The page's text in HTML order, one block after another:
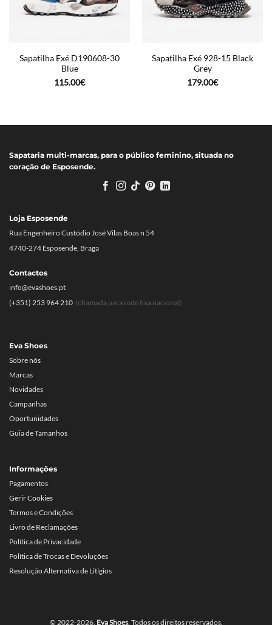
Sapatilha Exé D190608-30
Blue
115.00€
Sapatilha Exé 928-15 Black
Grey
179.00€
Sapataria multi-marcas, para o público feminino, situada no
coração de Esposende.
Eva Shoes
Sobre nós
Marcas
Novidades
Campanhas
Oportunidades
Guia de Tamanhos
Informações
Pagamentos
Gerir Cookies
Termos e Condições
Livro de Reclamações
Política de Privacidade
Política de Trocas e Devoluções
Resolução Alternativa de Litígios
Loja Esposende
Rua Engenheiro Custódio José Vilas Boas n 54
4740-274 Esposende, Braga
Contactos
info@evashoes.pt
(+351) 253 964 210 (chamada para rede fixa nacional)
© 2022-2026, Eva Shoes. Todos os direitos reservados.